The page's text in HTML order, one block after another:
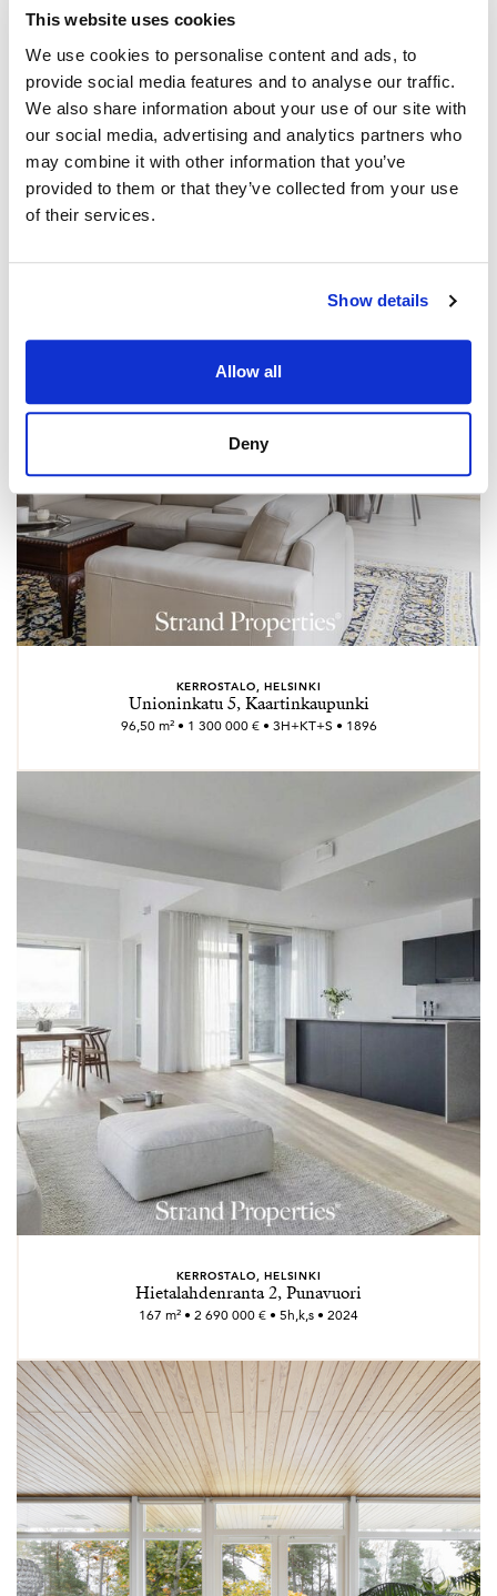
This website uses cookies
We use cookies to personalise content and ads, to
provide social media features and to analyse our traffic.
We also share information about your use of our site with
our social media, advertising and analytics partners who
may combine it with other information that you’ve
provided to them or that they’ve collected from your use
of their services.
Show details
Allow all
Deny
Mäkikuja 4, Jupperi
220,40 m² / 268,20 m² • 597 000 € • 6h+k+s • 1986
KERROSTALO, HELSINKI
Unioninkatu 5, Kaartinkaupunki
96,50 m² • 1 300 000 € • 3H+KT+S • 1896
KERROSTALO, HELSINKI
Hietalahdenranta 2, Punavuori
167 m² • 2 690 000 € • 5h,k,s • 2024